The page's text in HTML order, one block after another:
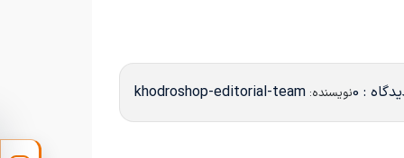
: 0 نویسنده: khodroshop-editorial-team